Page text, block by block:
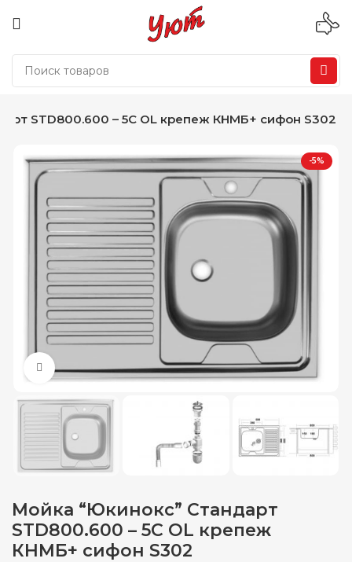
STD800.600 – 5C OL крепеж КНМБ+ сифон S302
-5%
Нажмите, чтобы увеличить
Мойка “Юкинокс” Стандарт
STD800.600 – 5C OL крепеж
КНМБ+ сифон S302